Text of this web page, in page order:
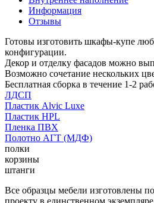
Информация
Отзывы
Готовы изготовить шкафы-купе
конфигурации.
Декор и отделку фасадов можно
Возможно сочетание нескольких
Бесплатная сборка в течение 1-2
ЛДСП
Пластик Alvic Luxe
Пластик HPL
Пленка ПВХ
Полотно АГТ (МДФ)
полки
корзины
штанги
Все образцы мебели изготовлены
проекту в единственном